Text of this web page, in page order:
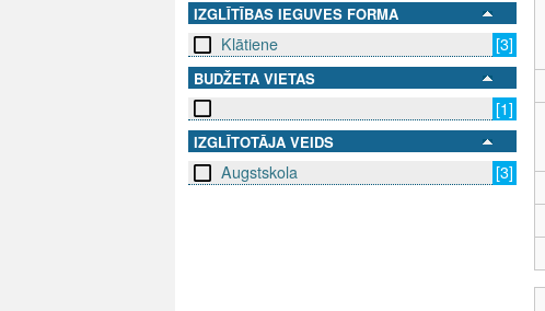
IZGLĪTĪBAS IEGUVES FORMA
Klātiene [3]
BUDŽETA VIETAS
[1]
IZGLĪTOTĀJA VEIDS
Augstskola [3]